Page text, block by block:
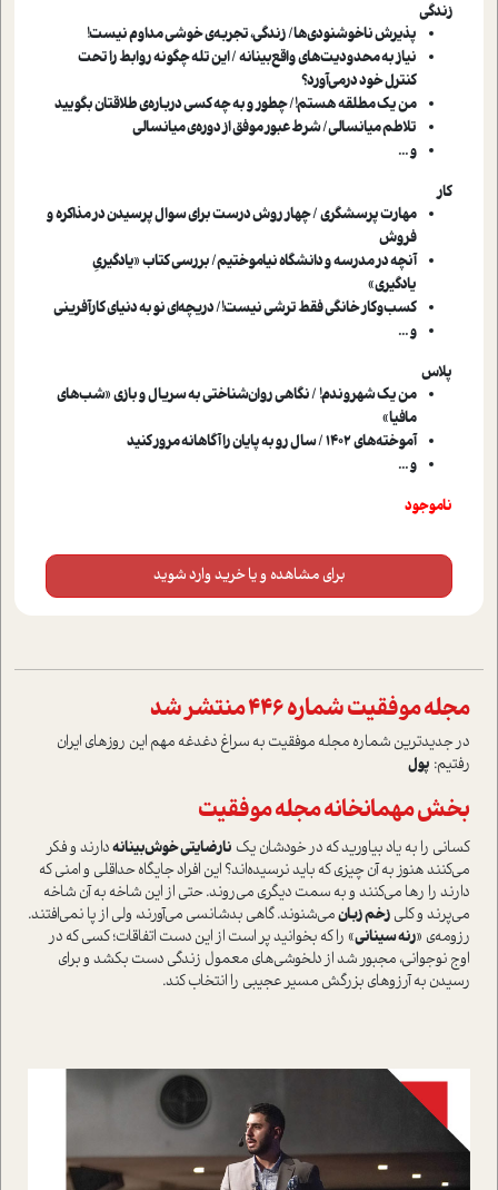
زندگی
پذیرش ناخوشنودی‌ها/ زندگی، تجربه‌ی خوشی مداوم نیست!
نیاز به محدودیت‌های واقع‌بینانه / این تله چگونه روابط را تحت
کنترل خود در‌می‌آورد؟
من یک مطلقه هستم!/ چطور و به چه کسی درباره‌ی طلاقتان بگویید
تلاطم میانسالی/ شرط عبور موفق از دوره‌ی میانسالی
و ...
کار
مهارت پرسشگری / چهار روش درست برای سوال پرسیدن در مذاکره و
فروش
آنچه در مدرسه و دانشگاه نیاموختیم/ بررسی کتاب «یادگیریِ
یادگیری»
کسب‌و‌کار خانگی فقط ترشی نیست!/ دریچه‌ای نو به دنیای کارآفرینی
و ...
پلاس
من یک شهروندم! / نگاهی روان‌شناختی به سریال و بازی «شب‌های
مافیا»
آموخته‌های 1402 / سال رو به پایان را آگاهانه مرور کنید
و ...
ناموجود
برای مشاهده و یا خرید وارد شوید
مجله موفقیت شماره 446 منتشر شد
در جدیدترین شماره مجله موفقیت به سراغ دغدغه مهم این روزهای ایران
رفتیم: پول
بخش مهمانخانه مجله موفقیت
کسانی را به یاد بیاورید که در خودشان یک نارضایتی خوش‌بینانهدارند و فکر
می‌کنند هنوز به آن چیزی که باید نرسیده‌اند؟ این افراد جایگاه حداقلی و امنی که
دارند را رها می‌کنند و به سمت دیگری می‌روند. حتی از این شاخه به آن شاخه
می‌پرند و کلی زخم زبانمی‌شنوند. گاهی بدشانسی می‌آورند، ولی از پا نمی‌افتند.
رزومه‌ی «رنه سینانی» را که بخوانید پر است از این دست اتفاقات؛ کسی که در
اوج نوجوانی، مجبور شد از دلخوشی‌های معمول زندگی دست بکشد و برای
رسیدن به آرزوهای بزرگش مسیر عجیبی را انتخاب کند.